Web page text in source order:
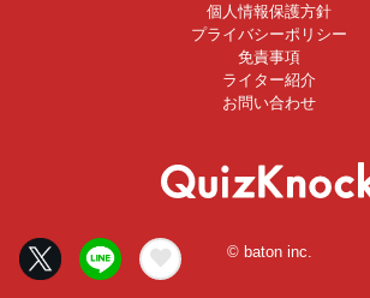
個人情報保護方針
プライバシーポリシー
免責事項
ライター紹介
お問い合わせ
© baton inc.